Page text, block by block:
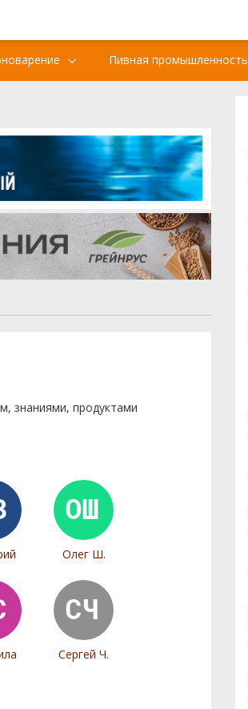
Пивная промышленность
знаниями, продуктами
Олег Ш.
Сергей Ч.